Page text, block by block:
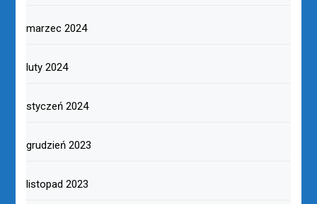
marzec 2024
luty 2024
styczeń 2024
grudzień 2023
listopad 2023